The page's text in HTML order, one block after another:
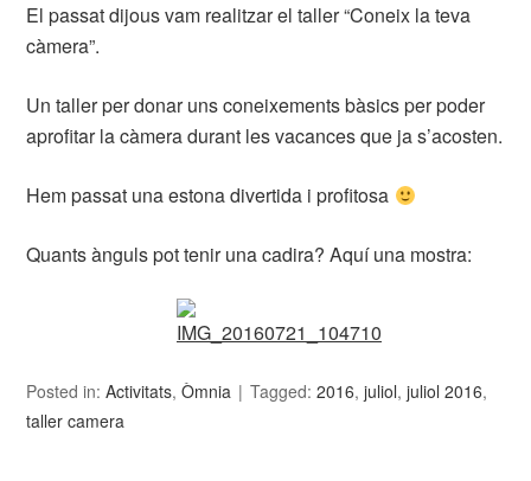
El passat dijous vam realitzar el taller “Coneix la teva
càmera”.
Un taller per donar uns coneixements bàsics per poder
aprofitar la càmera durant les vacances que ja s’acosten.
Hem passat una estona divertida i profitosa
Quants ànguls pot tenir una cadira? Aquí una mostra:
Posted in:Activitats,Òmnia Tagged:2016,juliol,juliol 2016,
taller camera